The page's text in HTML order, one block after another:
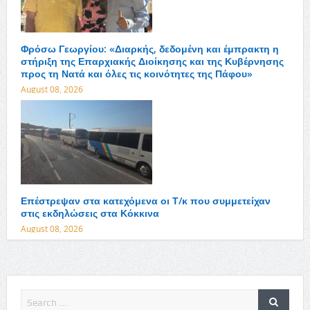
Φρόσω Γεωργίου: «Διαρκής, δεδομένη και έμπρακτη η
στήριξη της Επαρχιακής Διοίκησης και της Κυβέρνησης
προς τη Νατά και όλες τις κοινότητες της Πάφου»
August 08, 2026
Επέστρεψαν στα κατεχόμενα οι Τ/κ που συμμετείχαν
στις εκδηλώσεις στα Κόκκινα
August 08, 2026